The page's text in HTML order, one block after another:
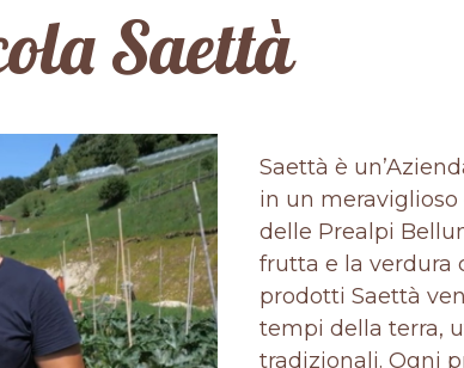
Saettà
Saettà è
in un
delle Prealpi
frutta e la verdura
prodotti Saettà
tempi della terra,
tradizionali. Ogni